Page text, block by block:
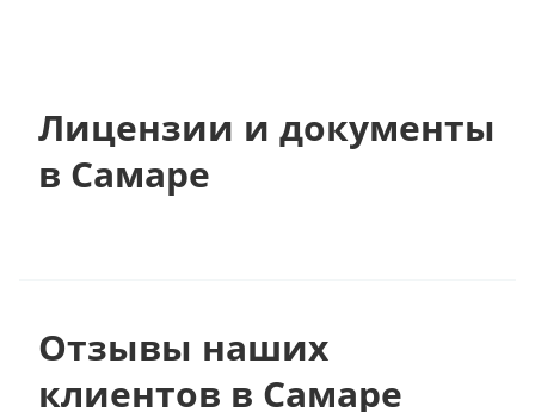
Лицензии и документы
в Самаре
Отзывы наших
клиентов в Самаре